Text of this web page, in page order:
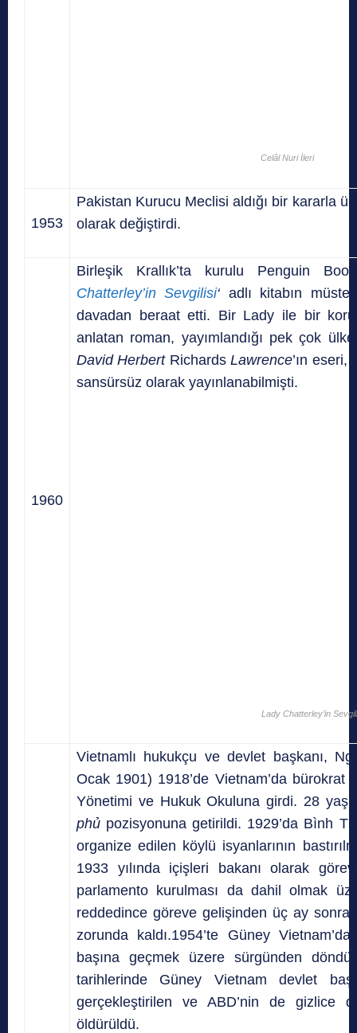
Celâl Nuri İleri
1953
Pakistan Kurucu Meclisi aldığı bir kararla
olarak değiştirdi.
1960
Birleşik Krallık’ta kurulu Penguin
Chatterley’in Sevgilisi‘ adlı kitabın
davadan beraat etti. Bir Lady ile bir
anlatan roman, yayımlandığı pek çok
David HerbertRichardsLawrence’ın eseri,
sansürsüz olarak yayınlanabilmişti.
Lady Chatterley’in
Vietnamlı hukukçu ve devlet başkanı,
Ocak 1901) 1918’de Vietnam’da
Yönetimi ve Hukuk Okuluna girdi. 28
phủ pozisyonuna getirildi. 1929’da Bình
organize edilen köylü isyanlarının
1933 yılında içişleri bakanı olarak
parlamento kurulması da dahil olmak
reddedince göreve gelişinden üç ay
zorunda kaldı.1954’te Güney
başına geçmek üzere sürgünden
tarihlerinde Güney Vietnam devlet
gerçekleştirilen ve ABD’nin de gizlice
öldürüldü.